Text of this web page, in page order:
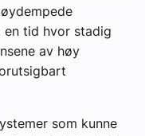
en tid hvor stadig
av høy
som kunne